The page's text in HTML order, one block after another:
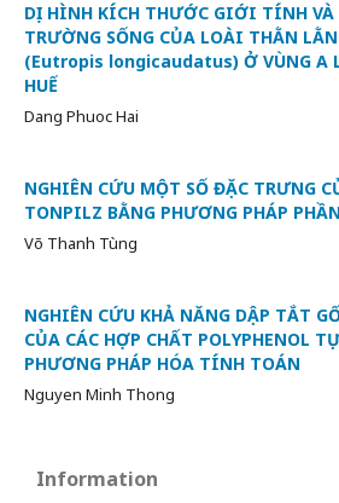
DỊ HÌNH KÍCH THƯỚC GIỚI TÍNH
TRƯỜNG SỐNG CỦA LOÀI THẰN
(Eutropis longicaudatus) Ở VÙNG A
HUẾ
Dang Phuoc Hai
NGHIÊN CỨU MỘT SỐ ĐẶC TRƯNG
TONPILZ BẰNG PHƯƠNG PHÁP
Võ Thanh Tùng
NGHIÊN CỨU KHẢ NĂNG DẬP TẮT
CỦA CÁC HỢP CHẤT POLYPHENOL
PHƯƠNG PHÁP HÓA TÍNH TOÁN
Nguyen Minh Thong
Information